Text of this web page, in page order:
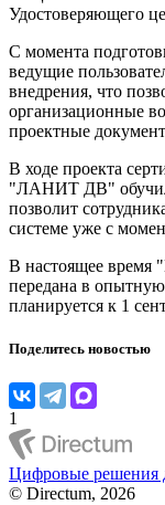
Удостоверяющего
С момента
ведущие
внедрения, что
организационные
проектные
В ходе проекта
"ЛАНИТ ДВ"
позволит
системе уже с
В настоящее время
передана в
планируется к 1
Поделитесь новостью
1
Цифровые решения
© Directum, 2026